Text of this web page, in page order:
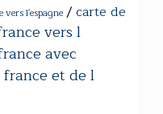
vers l'espagne /carte de
vers l
avec
et de l